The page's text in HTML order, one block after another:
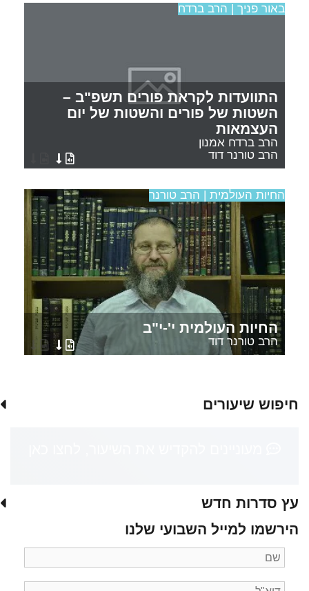
באור פניך | הרב ברדח
התוועדות לקראת פורים תשפ"ב –
השטות של פורים והשטות של יום
העצמאות
הרב ברדח אמנון
הרב טורנר דוד
החיות העולמית | הרב טורנר
החיות העולמית י'-י"ב
הרב טורנר דוד
חיפוש שיעורים
עץ סדרות חדש
הירשמו למייל השבועי שלנו